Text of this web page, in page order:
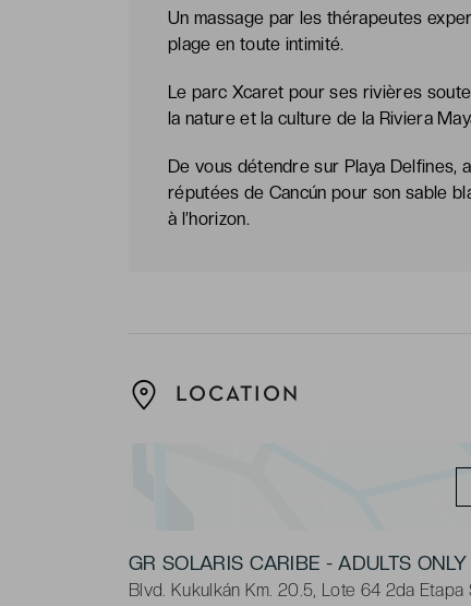
Un massage par les thérapeutes
plage en toute intimité.
Le parc Xcaret pour ses rivières
la nature et la culture de la Riviera
De vous détendre sur Playa Delfines,
réputées de Cancún pour son sable
à l’horizon.
LOCATION
GR SOLARIS CARIBE - ADULTS
Blvd. Kukulkán Km. 20.5, Lote 64 2da